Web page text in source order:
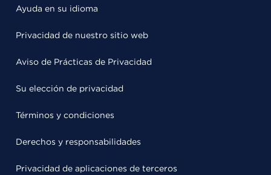
Ayuda en su idioma
Privacidad de nuestro sitio web
Aviso de Prácticas de Privacidad
Su elección de privacidad
Términos y condiciones
Derechos y responsabilidades
Privacidad de aplicaciones de terceros